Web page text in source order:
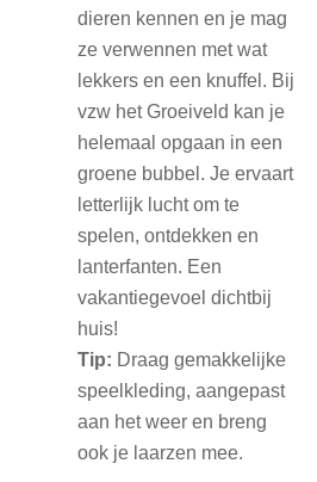
dieren kennen en je mag
ze verwennen met wat
lekkers en een knuffel. Bij
vzw het Groeiveld kan je
helemaal opgaan in een
groene bubbel. Je ervaart
letterlijk lucht om te
spelen, ontdekken en
lanterfanten. Een
vakantiegevoel dichtbij
huis!
Tip: Draag gemakkelijke
speelkleding, aangepast
aan het weer en breng
ook je laarzen mee.